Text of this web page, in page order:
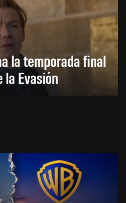
la temporada final
la Evasión